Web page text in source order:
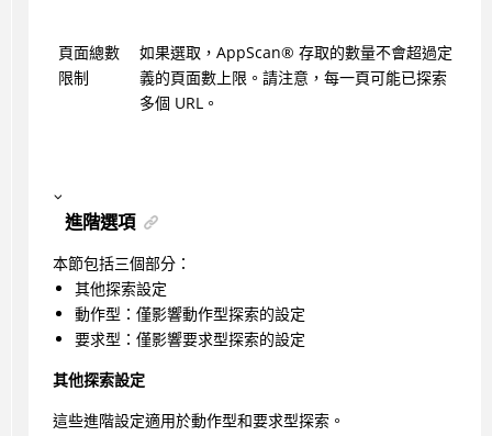
頁面總數
限制
如果選取， AppScan® 存取的數量不會超過定
義的頁面數上限。請注意，每一頁可能已探索
多個 URL。
進階選項
本節包括三個部分：
其他探索設定
動作型：僅影響動作型探索的設定
要求型：僅影響要求型探索的設定
其他探索設定
這些進階設定適用於動作型和要求型探索。